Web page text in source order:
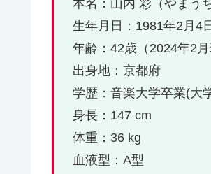
本名：山内 彩（やまう
生年月日：1981年2月4
年齢：42歳（2024年2月
出身地：京都府
学歴：音楽大学卒業(大
身長：147 cm
体重：36 kg
血液型：A型